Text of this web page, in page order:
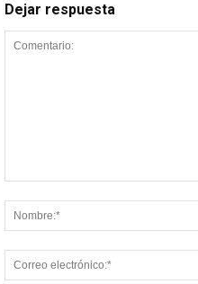
Dejar respuesta